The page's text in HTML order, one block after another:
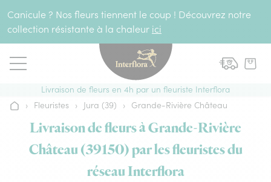
Canicule ? Nos fleurs tiennent le coup ! Découvrez notre
collection résistante à la chaleur ici
Livraison de fleurs en 4h par un fleuriste Interflora
Accueil
› Fleuristes › Jura (39) › Grande-Rivière Château
Livraison de fleurs à Grande-Rivière
Château (39150) par les fleuristes du
réseau Interflora